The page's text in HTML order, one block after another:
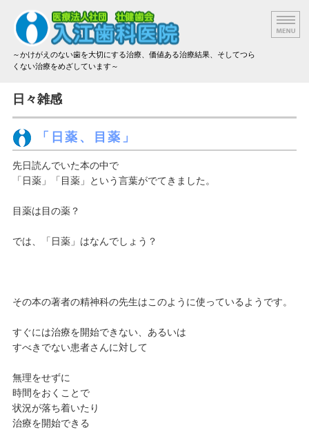
～かけがえのない歯を大切にする治療、価値ある治療結果、そしてつら
くない治療をめざしています～
院長挨拶
アクセス
治療費のご案内
日々雑感
「日薬、目薬」
先日読んでいた本の中で
「日薬」「目薬」という言葉がでてきました。
目薬は目の薬？
では、「日薬」はなんでしょう？
その本の著者の精神科の先生はこのように使っているようです。
すぐには治療を開始できない、あるいは
すべきでない患者さんに対して
無理をせずに
時間をおくことで
状況が落ち着いたり
治療を開始できる